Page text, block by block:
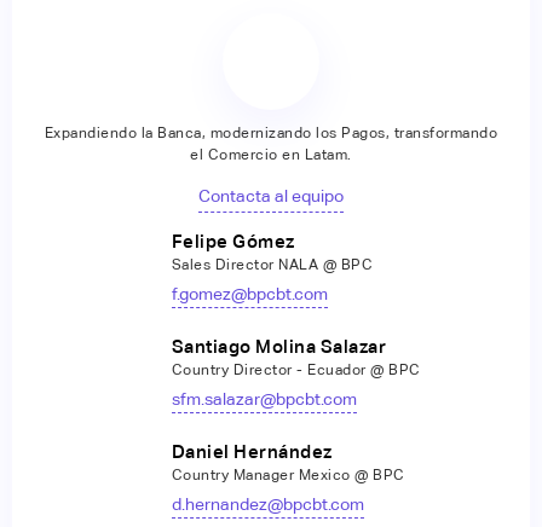
Expandiendo la Banca, modernizando los Pagos, transformando
el Comercio en Latam.
Contacta al equipo
Felipe Gómez
Sales Director NALA @ BPC
f.gomez@bpcbt.com
Santiago Molina Salazar
Country Director - Ecuador @ BPC
sfm.salazar@bpcbt.com
Daniel Hernández
Country Manager Mexico @ BPC
d.hernandez@bpcbt.com